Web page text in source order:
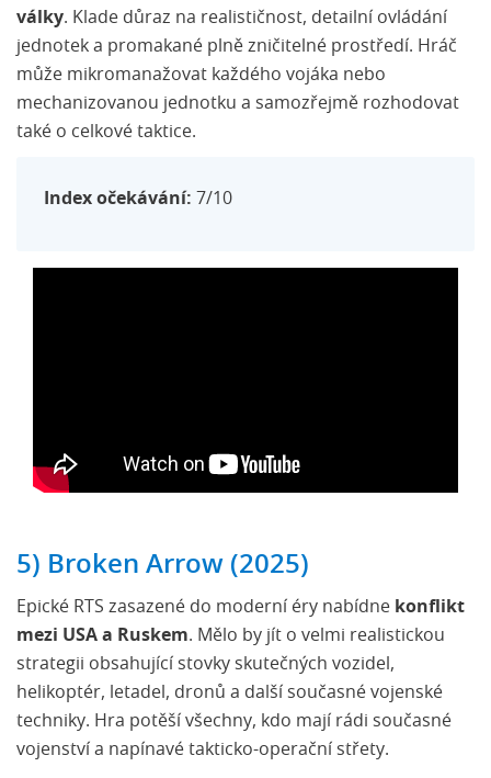
války. Klade důraz na realističnost, detailní ovládání
jednotek a promakané plně zničitelné prostředí. Hráč
může mikromanažovat každého vojáka nebo
mechanizovanou jednotku a samozřejmě rozhodovat
také o celkové taktice.
Index očekávání: 7/10
5) Broken Arrow (2025)
Epické RTS zasazené do moderní éry nabídne konflikt
mezi USA a Ruskem. Mělo by jít o velmi realistickou
strategii obsahující stovky skutečných vozidel,
helikoptér, letadel, dronů a další současné vojenské
techniky. Hra potěší všechny, kdo mají rádi současné
vojenství a napínavé takticko-operační střety.